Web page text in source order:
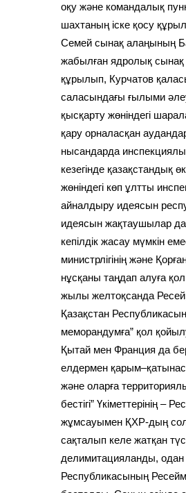
оқу және командалық
шахтаның іске қосу
Семей сынақ алаңының
жабылған ядролық
құрылып, Курчатов
саласындағы ғылыми
қысқарту жөніндегі
қару орналасқан
нысандарда
кезегінде
жөніндегі көп ұлтты
айналдыру идеясын
идеясын жақтаушылар да
кепілдік жасау мүмкін
министрлігінің және
нұсқаны таңдап алуға
жылы желтоқсанда
Қазақстан
меморандумға” қол
Қытай мен Франция да
елдермен
және оларға
бестігі” Үкіметтерінің –
жұмсауымен ҚХР-дың
сақталып келе жатқан
делимитацияланды, одан
Республикасының